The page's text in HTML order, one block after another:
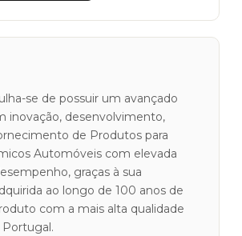
se de possuir um avançado
inovação, desenvolvimento,
de Produtos para
Automóveis com elevada
graças à sua
ao longo de 100 anos de
com a mais alta qualidade